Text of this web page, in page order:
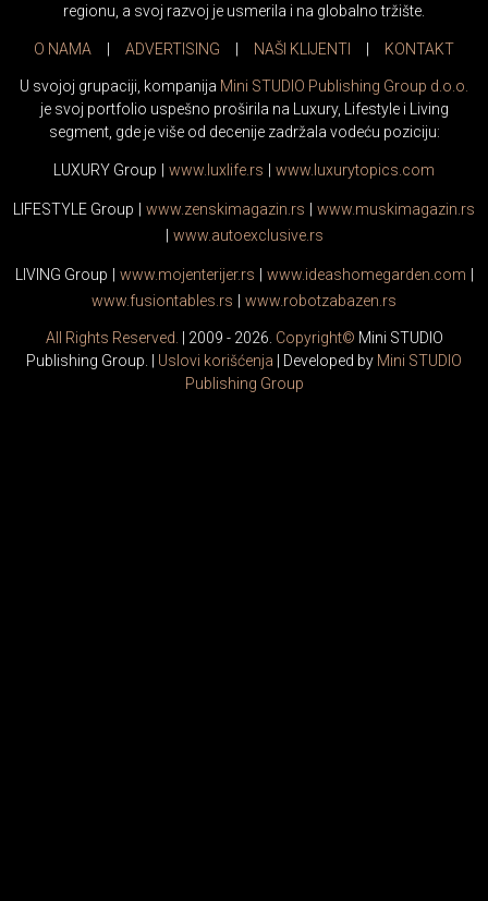
regionu, a svoj razvoj je usmerila i na globalno tržište.
O NAMA ADVERTISING NAŠI KLIJENTI KONTAKT
U svojoj grupaciji, kompanija Mini STUDIO Publishing Group d.o.o.
je svoj portfolio uspešno proširila na Luxury, Lifestyle i Living
segment, gde je više od decenije zadržala vodeću poziciju:
LUXURY Group www. luxlife .rs www. luxurytopics .com
LIFESTYLE Group www. zenskimagazin.rs www. muskimagazin.rs
www. autoexclusive.rs
LIVING Group www. mojenterijer.rs www. ideashomegarden.com
www. fusiontables .rs www. robotzabazen .rs
All Rights Reserved. | 2009 - 2026. Copyright© Mini STUDIO
Publishing Group. | Uslovi korišćenja | Developed by Mini STUDIO
Publishing Group